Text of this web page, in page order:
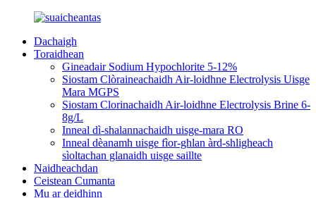
Dachaigh
Toraidhean
Gineadair Sodium Hypochlorite 5-12%
Siostam Clòraineachaidh Air-loidhne Electrolysis Uisge
Mara MGPS
Siostam Clorinachaidh Air-loidhne Electrolysis Brine 6-
8g/L
Inneal dì-shalannachaidh uisge-mara RO
Inneal dèanamh uisge fìor-ghlan àrd-shligheach
sìoltachan glanaidh uisge saillte
Naidheachdan
Ceistean Cumanta
Mu ar deidhinn